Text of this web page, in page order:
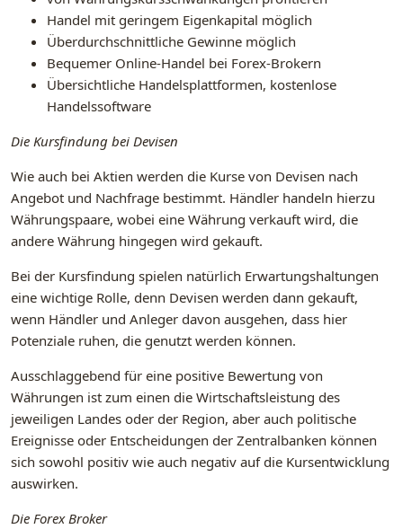
Handel mit geringem Eigenkapital möglich
Überdurchschnittliche Gewinne möglich
Bequemer Online-Handel bei Forex-Brokern
Übersichtliche Handelsplattformen, kostenlose
Handelssoftware
Die Kursfindung bei Devisen
Wie auch bei Aktien werden die Kurse von Devisen nach
Angebot und Nachfrage bestimmt. Händler handeln hierzu
Währungspaare, wobei eine Währung verkauft wird, die
andere Währung hingegen wird gekauft.
Bei der Kursfindung spielen natürlich Erwartungshaltungen
eine wichtige Rolle, denn Devisen werden dann gekauft,
wenn Händler und Anleger davon ausgehen, dass hier
Potenziale ruhen, die genutzt werden können.
Ausschlaggebend für eine positive Bewertung von
Währungen ist zum einen die Wirtschaftsleistung des
jeweiligen Landes oder der Region, aber auch politische
Ereignisse oder Entscheidungen der Zentralbanken können
sich sowohl positiv wie auch negativ auf die Kursentwicklung
auswirken.
Die Forex Broker